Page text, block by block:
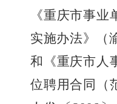
《重庆市事
实施办法》（
和《重庆市人
位聘用合同（